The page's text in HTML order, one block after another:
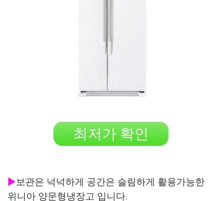
최저가 확인
▶보관은 넉넉하게 공간은 슬림하게 활용가능한
위니아 양문형냉장고 입니다.